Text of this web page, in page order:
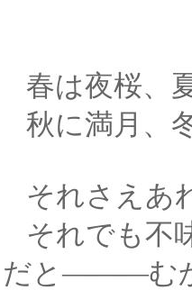
、夏に
、冬に
れば、
いとい
だと―――む